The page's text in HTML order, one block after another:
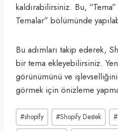
kaldırabilirsiniz. Bu,
Temalar” bölümünde
Bu adımları takip ederek,
bir tema ekleyebilirsiniz.
görünümünü ve
görmek için önizleme
Post
Tags:
#shopify #Shopify Destek #